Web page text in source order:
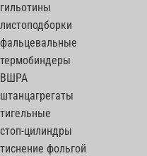
гильотины
листоподборки
фальцевальные
термобиндеры
ВШРА
штанцагрегаты
тигельные
стоп-цилиндры
тиснение фольгой